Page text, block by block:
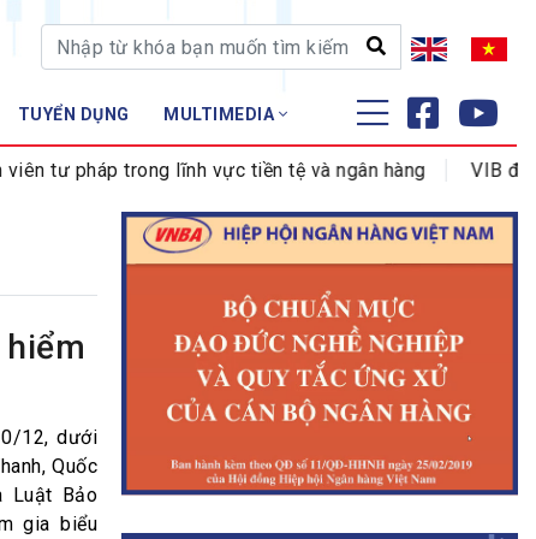
TUYỂN DỤNG MULTIMEDIA
ĐÀO TẠO - NGHIÊN CỨU
Tập huấn
trong lĩnh vực tiền tệ và ngân hàng VIB đổi tên
12, dưới
Quốc
Luật Bảo
gia biểu